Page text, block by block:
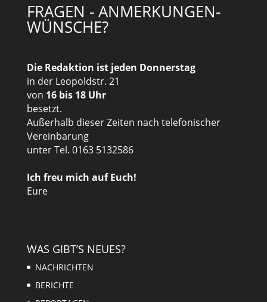
FRAGEN - ANMERKUNGEN-
WÜNSCHE?
Die Redaktion ist jeden Donnerstag
in der Leopoldstr. 21
von 16 bis 18 Uhr
besetzt.
Außerhalb dieser Zeiten nach telefonischer
Vereinbarung
unter Tel. 0163 5132586
Ich freu mich auf Euch!
Eure
WAS GIBT’S NEUES?
NACHRICHTEN
BERICHTE